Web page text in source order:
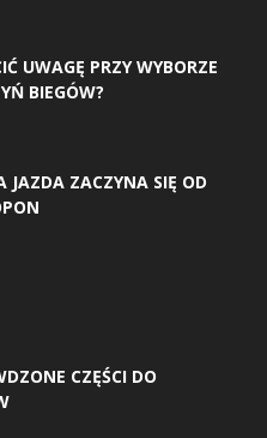
UWAGĘ PRZY WYBORZE
BIEGÓW?
JAZDA ZACZYNA SIĘ OD
CZĘŚCI DO